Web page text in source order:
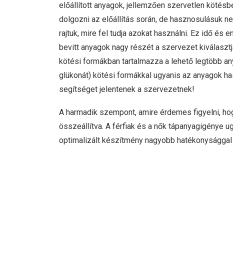
előállított anyagok, jellemzően szervetlen
dolgozni az előállítás során, de hasznosulásuk
rajtuk, mire fel tudja azokat használni. Ez idő és
bevitt anyagok nagy részét a szervezet
kötési formákban tartalmazza a lehető legtöbb
glükonát) kötési formákkal ugyanis az anyagok
segítséget jelentenek a szervezetnek!
A harmadik szempont, amire érdemes figyelni,
összeállítva. A férfiak és a nők tápanyagigénye
optimalizált készítmény nagyobb